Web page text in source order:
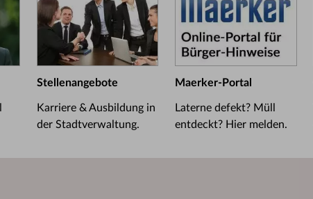
Stellenangebote
Karriere & Ausbildung in
der Stadtverwaltung.
Maerker-Portal
Laterne defekt? Müll
entdeckt? Hier melden.